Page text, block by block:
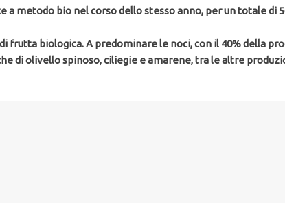
metodo bio nel corso dello stesso anno, per un totale di
biologica. A predominare le noci, con il 40% della
di olivello spinoso, ciliegie e amarene, tra le altre